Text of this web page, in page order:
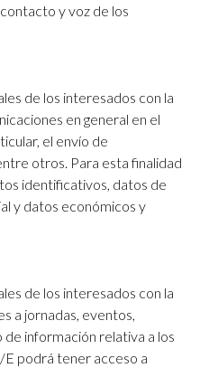
y voz de los
de los interesados con la
en general en el
el envío de
otros. Para esta finalidad
identificativos, datos de
y datos económicos y
de los interesados con la
a jornadas, eventos,
de información relativa a los
E podrá tener acceso a